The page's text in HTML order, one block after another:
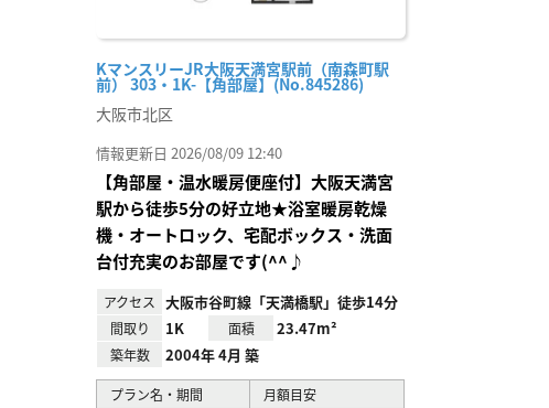
KマンスリーJR大阪天満宮駅前（南森町駅
前） 303・1K-【角部屋】(No.845286)
大阪市北区
情報更新日 2026/08/09 12:40
【角部屋・温水暖房便座付】大阪天満宮
駅から徒歩5分の好立地★浴室暖房乾燥
機・オートロック、宅配ボックス・洗面
台付充実のお部屋です(^^♪
アクセス 大阪市谷町線「天満橋駅」徒歩14分
間取り 1K 面積 23.47m²
築年数 2004年 4月 築
プラン名・期間 月額目安